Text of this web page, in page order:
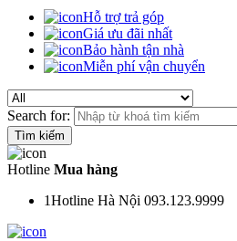
Hỗ trợ trả góp
Giá ưu đãi nhất
Bảo hành tận nhà
Miễn phí vận chuyển
Search for:
Hotline Mua hàng
1Hotline Hà Nội 093.123.9999